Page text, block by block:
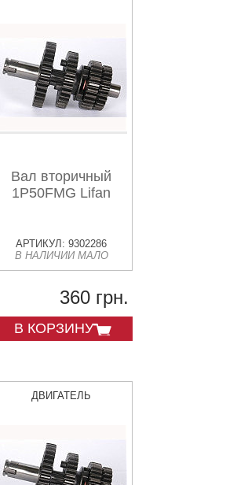
Вал вторичный
1P50FMG Lifan
АРТИКУЛ: 9302286
В НАЛИЧИИ МАЛО
360 грн.
В КОРЗИНУ
ДВИГАТЕЛЬ